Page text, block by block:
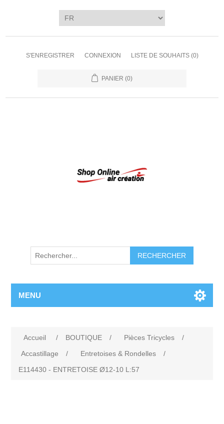
S'ENREGISTRER CONNEXION LISTE DE SOUHAITS (0)
PANIER (0)
RECHERCHER
MENU
Accueil / BOUTIQUE / Pièces Tricycles
/
Accastillage
/ Entretoises & Rondelles
/
E114430 - ENTRETOISE Ø12-10 L:57